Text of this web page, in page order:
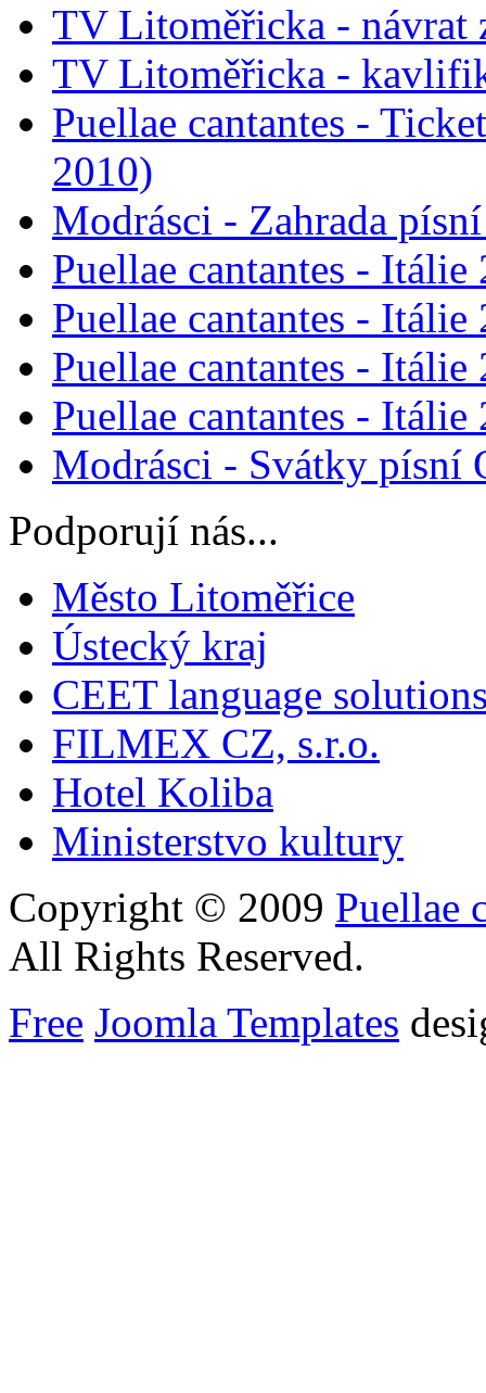
TV Litoměřicka - návrat
TV Litoměřicka -
Puellae cantantes -
2010)
Modrásci - Zahrada
Puellae cantantes - Itálie
Puellae cantantes - Itálie
Puellae cantantes -
Puellae cantantes -
Modrásci - Svátky písní
Podporují nás...
Město Litoměřice
Ústecký kraj
CEET language
FILMEX CZ, s.r.o.
Hotel Koliba
Ministerstvo kultury
Copyright © 2009 Puellae
All Rights Reserved.
Free Joomla Templates